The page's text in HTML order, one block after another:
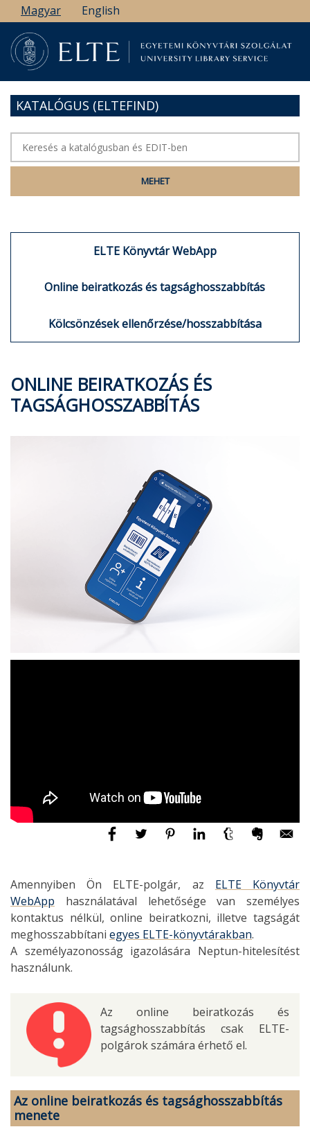
Ugrás
a
tartalomra
Magyar English
KATALÓGUS (ELTEFIND)
ELTE Könyvtár WebApp
Online beiratkozás és tagsághosszabbítás
Kölcsönzések ellenőrzése/hosszabbítása
ONLINE BEIRATKOZÁS ÉS
TAGSÁGHOSSZABBÍTÁS
Amennyiben Ön ELTE-polgár, az ELTE Könyvtár
WebApp használatával lehetősége van személyes
kontaktus nélkül, online beiratkozni, illetve tagságát
meghosszabbítani egyes ELTE-könyvtárakban.
A személyazonosság igazolására Neptun-hitelesítést
használunk.
Az online beiratkozás és
tagsághosszabbítás csak ELTE-
polgárok számára érhető el.
Az online beiratkozás és tagsághosszabbítás
menete